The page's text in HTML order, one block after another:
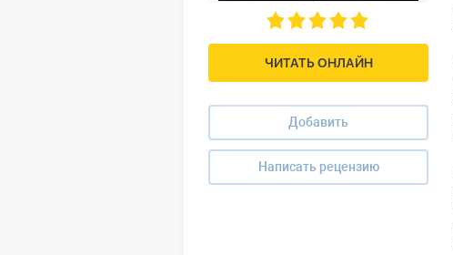
ЧИТАТЬ ОНЛАЙН
Добавить
Написать рецензию